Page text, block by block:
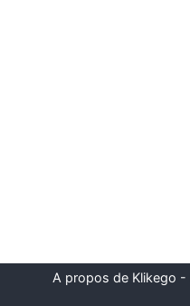
A propos de Klikego -